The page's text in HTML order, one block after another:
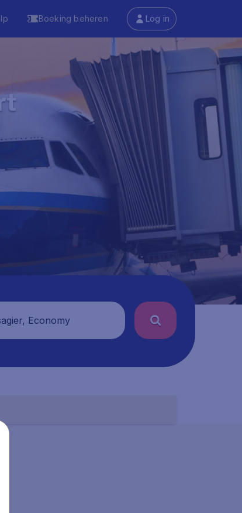
Boeking beheren Log in
Economy